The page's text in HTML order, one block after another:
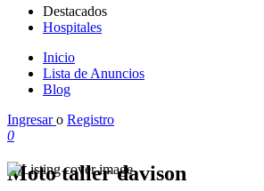
Destacados
Hospitales
Inicio
Lista de Anuncios
Blog
Ingresaro Registro
0
Moto taller davison